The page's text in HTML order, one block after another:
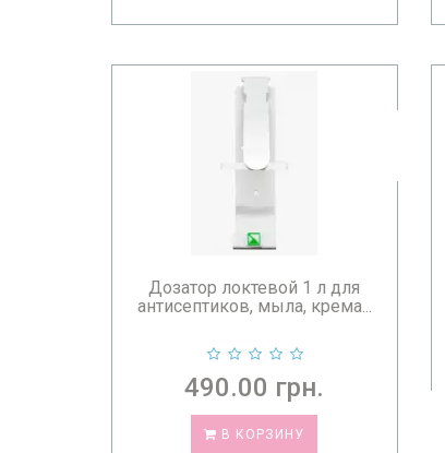
Дозатор локтевой 1 л для
антисептиков, мыла, крема...
490.00 грн.
В КОРЗИНУ